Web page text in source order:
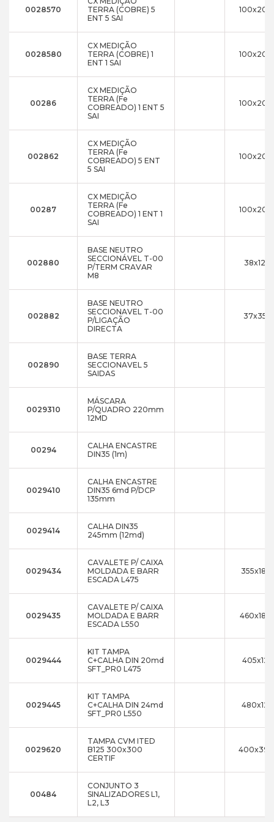
0028570
TERRA (COBRE) 5
ENT 5 SAI
0028580
CX MEDIÇÃO
TERRA (COBRE) 1
ENT 1 SAI
00286
CX MEDIÇÃO
TERRA (Fe
COBREADO) 1 ENT 5
SAI
002862
CX MEDIÇÃO
TERRA (Fe
COBREADO) 5 ENT
5 SAI
00287
CX MEDIÇÃO
TERRA (Fe
COBREADO) 1 ENT 1
SAI
002880
BASE NEUTRO
SECCIONÁVEL T-00
P/TERM CRAVAR
M8
002882
BASE NEUTRO
SECCIONAVEL T-00
P/LIGAÇÃO
DIRECTA
002890
BASE TERRA
SECCIONAVEL 5
SAIDAS
0029310
MÁSCARA
P/QUADRO 220mm
12MD
00294
CALHA ENCASTRE
DIN35 (1m)
0029410
CALHA ENCASTRE
DIN35 6md P/DCP
135mm
0029414
CALHA DIN35
245mm (12md)
0029434
CAVALETE P/ CAIXA
MOLDADA E BARR
ESCADA L475
0029435
CAVALETE P/ CAIXA
MOLDADA E BARR
ESCADA L550
0029444
KIT TAMPA
C+CALHA DIN 20md
SFT_PR0 L475
0029445
KIT TAMPA
C+CALHA DIN 24md
SFT_PR0 L550
0029620
TAMPA CVM ITED
B125 300x300
CERTIF
00484
CONJUNTO 3
SINALIZADORES L1,
L2, L3